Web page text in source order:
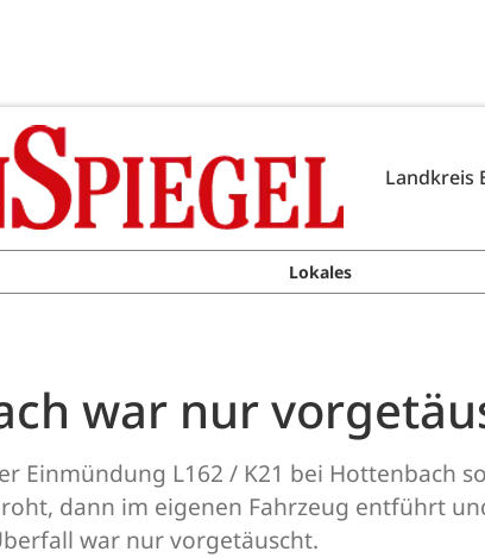
Landkreis
Lokales
war nur
Einmündung L162 / K21 bei Hottenbach
dann im eigenen Fahrzeug entführt
war nur vorgetäuscht.